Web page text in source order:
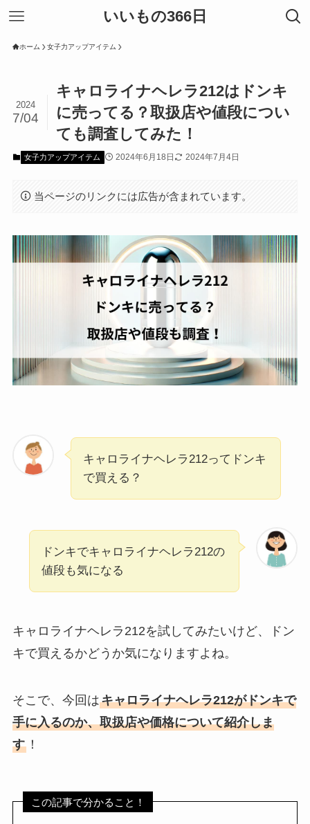
いいもの366日
ホーム 女子力アップアイテム
キャロライナヘレラ212はドンキ
に売ってる？取扱店や値段につい
ても調査してみた！
2024
7/04
女子力アップアイテム 2024年6月18日 2024年7月4日
当ページのリンクには広告が含まれています。
キャロライナヘレラ212ってドンキ
で買える？
ドンキでキャロライナヘレラ212の
値段も気になる
キャロライナヘレラ212を試してみたいけど、ドン
キで買えるかどうか気になりますよね。
そこで、今回はキャロライナヘレラ212がドンキで
手に入るのか、取扱店や価格について紹介しま
す！
この記事で分かること！